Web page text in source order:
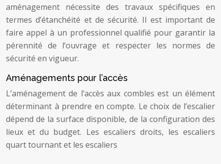
aménagement nécessite des travaux spécifiques en
termes d’étanchéité et de sécurité. Il est important de
faire appel à un professionnel qualifié pour garantir la
pérennité de l’ouvrage et respecter les normes de
sécurité en vigueur.
Aménagements pour l’accès
L’aménagement de l’accès aux combles est un élément
déterminant à prendre en compte. Le choix de l’escalier
dépend de la surface disponible, de la configuration des
lieux et du budget. Les escaliers droits, les escaliers
quart tournant et les escaliers